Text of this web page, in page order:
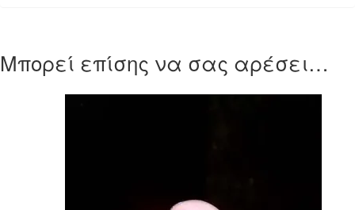
Μπορεί επίσης να σας αρέσει…